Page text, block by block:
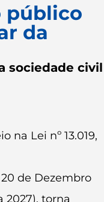
público
da
sociedade civil
na Lei nº 13.019,
20 de Dezembro
2027), torna